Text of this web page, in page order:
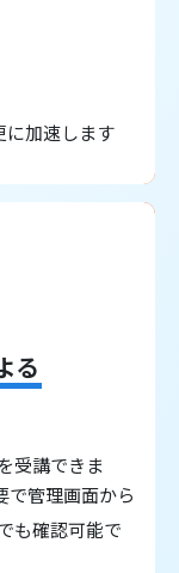
に加速します
る
受講できま
で管理画面から
も確認可能で